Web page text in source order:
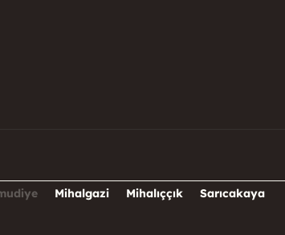
Mihalgazi Mihalıççık
Sarıcakaya